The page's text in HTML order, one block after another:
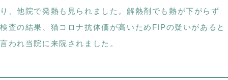
り、他院で発熱も見られました。解熱剤でも熱が下がらず
検査の結果、猫コロナ抗体価が高いためFIPの疑いがあると
言われ当院に来院されました。